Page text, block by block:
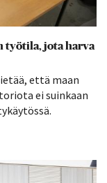
työtila, jota harva
että maan
ei suinkaan